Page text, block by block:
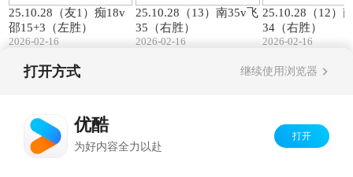
25.10.28（友1）痴18v
邵15+3（左胜）
2026-02-16
25.10.28（13）南35v飞
35（右胜）
2026-02-16
25.10.28（12）
34（右胜）
2026-02-16
打开方式 继续使用浏览器
优酷
为好内容全力以赴
打开